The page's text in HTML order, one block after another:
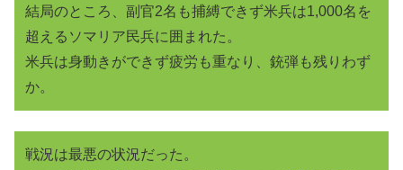
結局のところ、副官2名も捕縛できず米兵は1,000名を
超えるソマリア民兵に囲まれた。
米兵は身動きができず疲労も重なり、銃弾も残りわず
か。
戦況は最悪の状況だった。